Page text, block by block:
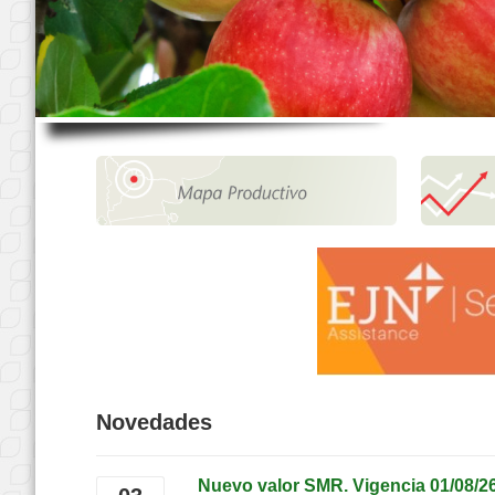
Novedades
Nuevo valor SMR. Vigencia 01/08/